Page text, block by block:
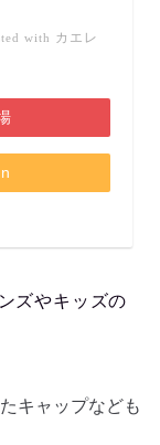
with カエレ
ズやキッズの
キャップなども